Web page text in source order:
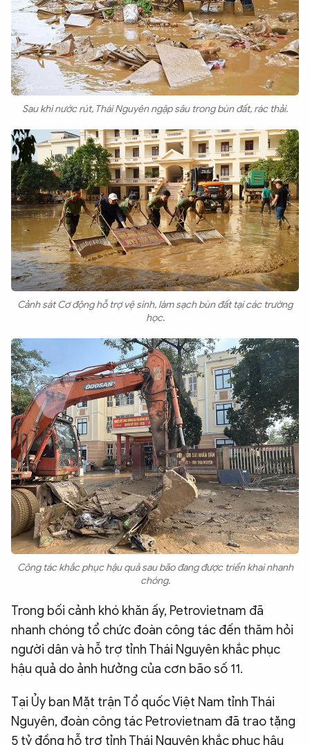
Sau khi nước rút, Thái Nguyên ngập sâu trong bùn đất, rác thải.
Cảnh sát Cơ động hỗ trợ vệ sinh, làm sạch bùn đất tại các trường
học.
Công tác khắc phục hậu quả sau bão đang được triển khai nhanh
chóng.
Trong bối cảnh khó khăn ấy, Petrovietnam đã
nhanh chóng tổ chức đoàn công tác đến thăm hỏi
người dân và hỗ trợ tỉnh Thái Nguyên khắc phục
hậu quả do ảnh hưởng của cơn bão số 11.
Tại Ủy ban Mặt trận Tổ quốc Việt Nam tỉnh Thái
Nguyên, đoàn công tác Petrovietnam đã trao tặng
5 tỷ đồng hỗ trợ tỉnh Thái Nguyên khắc phục hậu